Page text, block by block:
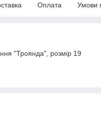
Оплата Умови
"Троянда", розмір 19